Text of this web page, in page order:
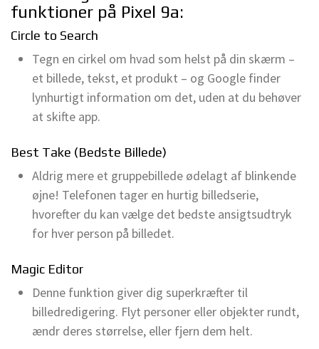
funktioner på Pixel 9a:
Circle to Search
Tegn en cirkel om hvad som helst på din skærm –
et billede, tekst, et produkt – og Google finder
lynhurtigt information om det, uden at du behøver
at skifte app.
Best Take (Bedste Billede)
Aldrig mere et gruppebillede ødelagt af blinkende
øjne! Telefonen tager en hurtig billedserie,
hvorefter du kan vælge det bedste ansigtsudtryk
for hver person på billedet.
Magic Editor
Denne funktion giver dig superkræfter til
billedredigering. Flyt personer eller objekter rundt,
ændr deres størrelse, eller fjern dem helt.